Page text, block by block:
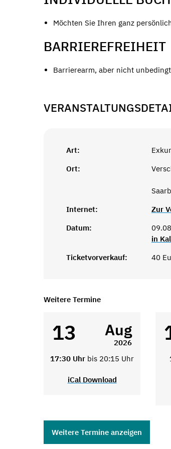
Möchten Sie Ihren ganz
BARRIEREFREIHEIT
Barrierearm, aber nicht
Art:
Ort:
Internet:
Zur
Datum:
in
Ticketvorverkauf:
40
Weitere Termine
13 Aug
2026
17:30 Uhr bis 20:15 Uhr
iCal Download
Weitere Termine anzeigen